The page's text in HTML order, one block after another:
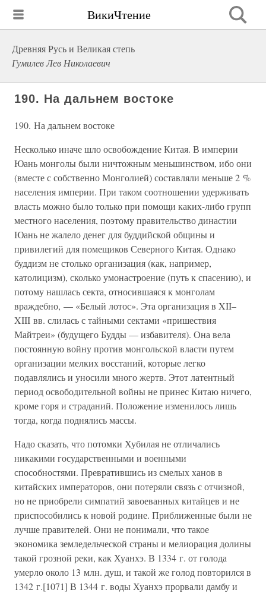
ВикиЧтение
Древняя Русь и Великая степь
Гумилев Лев Николаевич
190. На дальнем востоке
190. На дальнем востоке
Несколько иначе шло освобождение Китая. В империи
Юань монголы были ничтожным меньшинством, ибо они
(вместе с собственно Монголией) составляли меньше 2 %
населения империи. При таком соотношении удерживать
власть можно было только при помощи каких-либо групп
местного населения, поэтому правительство династии
Юань не жалело денег для буддийской общины и
привилегий для помещиков Северного Китая. Однако
буддизм не столько организация (как, например,
католицизм), сколько умонастроение (путь к спасению), и
потому нашлась секта, относившаяся к монголам
враждебно, — «Белый лотос». Эта организация в XII–
XIII вв. слилась с тайными сектами «пришествия
Майтреи» (будущего Будды — избавителя). Она вела
постоянную войну против монгольской власти путем
организации мелких восстаний, которые легко
подавлялись и уносили много жертв. Этот латентный
период освободительной войны не принес Китаю ничего,
кроме горя и страданий. Положение изменилось лишь
тогда, когда поднялись массы.
Надо сказать, что потомки Хубилая не отличались
никакими государственными и военными
способностями. Превратившись из смелых ханов в
китайских императоров, они потеряли связь с отчизной,
но не приобрели симпатий завоеванных китайцев и не
приспособились к новой родине. Приближенные были не
лучше правителей. Они не понимали, что такое
экономика земледельческой страны и мелиорация долины
такой грозной реки, как Хуанхэ. В 1334 г. от голода
умерло около 13 млн. душ, и такой же голод повторился в
1342 г.[1071] В 1344 г. воды Хуанхэ прорвали дамбу и